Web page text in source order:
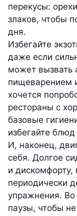
перекусы:
злаков, чтобы
дня.
Избегайте
даже если
может вызвать
пищеварением
хочется
рестораны с
базовые
избегайте
И, наконец,
себя. Долгое
и дискомфорту,
периодически
упражнения. Во
паузы, чтобы